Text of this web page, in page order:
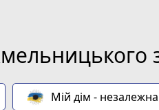
Мій дім -